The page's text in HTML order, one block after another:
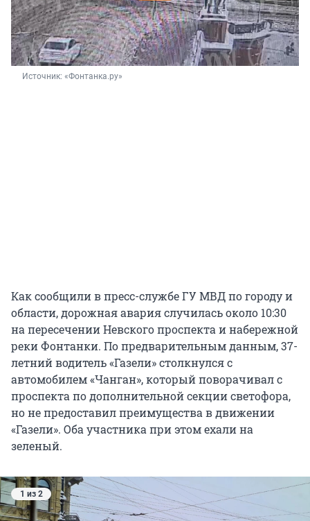
Источник: «Фонтанка.ру»
Как сообщили в пресс-службе ГУ МВД по городу и
области, дорожная авария случилась около 10:30
на пересечении Невского проспекта и набережной
реки Фонтанки. По предварительным данным, 37-
летний водитель «Газели» столкнулся с
автомобилем «Чанган», который поворачивал с
проспекта по дополнительной секции светофора,
но не предоставил преимущества в движении
«Газели». Оба участника при этом ехали на
зеленый.
1 из 2